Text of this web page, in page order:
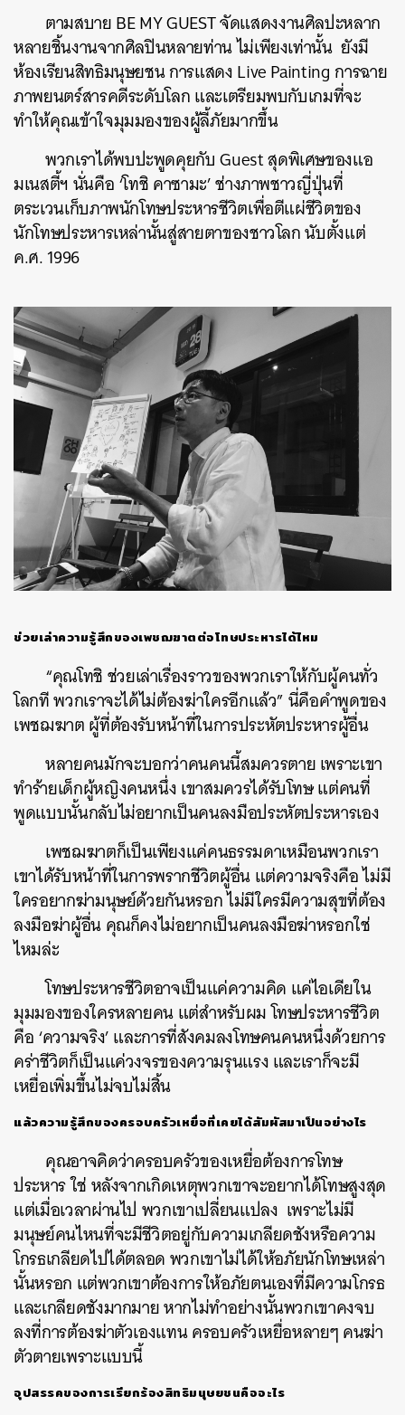
ตามสบาย BE MY GUEST จัดแสดงงานศิลปะหลาก
หลายชิ้นงานจากศิลปินหลายท่าน ไม่เพียงเท่านั้น ยังมี
ห้องเรียนสิทธิมนุษยชน การแสดง Live Painting การฉาย
ภาพยนตร์สารคดีระดับโลก และเตรียมพบกับเกมที่จะ
ทำให้คุณเข้าใจมุมมองของผู้ลี้ภัยมากขึ้น
พวกเราได้พบปะพูดคุยกับ Guest สุดพิเศษของแอ
มเนสตี้ฯ นั่นคือ ‘โทชิ คาซามะ’ ช่างภาพชาวญี่ปุ่นที่
ตระเวนเก็บภาพนักโทษประหารชีวิตเพื่อตีแผ่ชีวิตของ
นักโทษประหารเหล่านั้นสู่สายตาของชาวโลก นับตั้งแต่
ค.ศ. 1996
ช่วยเล่าความรู้สึกของเพชฌฆาตต่อโทษประหารได้ไหม
“คุณโทชิ ช่วยเล่าเรื่องราวของพวกเราให้กับผู้คนทั่ว
โลกที พวกเราจะได้ไม่ต้องฆ่าใครอีกแล้ว” นี่คือคำพูดของ
เพชฌฆาต ผู้ที่ต้องรับหน้าที่ในการประหัตประหารผู้อื่น
หลายคนมักจะบอกว่าคนคนนี้สมควรตาย เพราะเขา
ทำร้ายเด็กผู้หญิงคนหนึ่ง เขาสมควรได้รับโทษ แต่คนที่
พูดแบบนั้นกลับไม่อยากเป็นคนลงมือประหัตประหารเอง
เพชฌฆาตก็เป็นเพียงแค่คนธรรมดาเหมือนพวกเรา
เขาได้รับหน้าที่ในการพรากชีวิตผู้อื่น แต่ความจริงคือ ไม่มี
ใครอยากฆ่ามนุษย์ด้วยกันหรอก ไม่มีใครมีความสุขที่ต้อง
ลงมือฆ่าผู้อื่น คุณก็คงไม่อยากเป็นคนลงมือฆ่าหรอกใช่
ไหมล่ะ
โทษประหารชีวิตอาจเป็นแค่ความคิด แค่ไอเดียใน
มุมมองของใครหลายคน แต่สำหรับผม โทษประหารชีวิต
คือ ‘ความจริง’ และการที่สังคมลงโทษคนคนหนึ่งด้วยการ
คร่าชีวิตก็เป็นแค่วงจรของความรุนแรง และเราก็จะมี
เหยื่อเพิ่มขึ้นไม่จบไม่สิ้น
แล้วความรู้สึกของครอบครัวเหยื่อที่เคยได้สัมผัสมาเป็นอย่างไร
คุณอาจคิดว่าครอบครัวของเหยื่อต้องการโทษ
ประหาร ใช่ หลังจากเกิดเหตุพวกเขาจะอยากได้โทษสูงสุด
แต่เมื่อเวลาผ่านไป พวกเขาเปลี่ยนแปลง เพราะไม่มี
มนุษย์คนไหนที่จะมีชีวิตอยู่กับความเกลียดชังหรือความ
โกรธเกลียดไปได้ตลอด พวกเขาไม่ได้ให้อภัยนักโทษเหล่า
นั้นหรอก แต่พวกเขาต้องการให้อภัยตนเองที่มีความโกรธ
และเกลียดชังมากมาย หากไม่ทำอย่างนั้นพวกเขาคงจบ
ลงที่การต้องฆ่าตัวเองแทน ครอบครัวเหยื่อหลายๆ คนฆ่า
ตัวตายเพราะแบบนี้
อุปสรรคของการเรียกร้องสิทธิมนุษยชนคืออะไร